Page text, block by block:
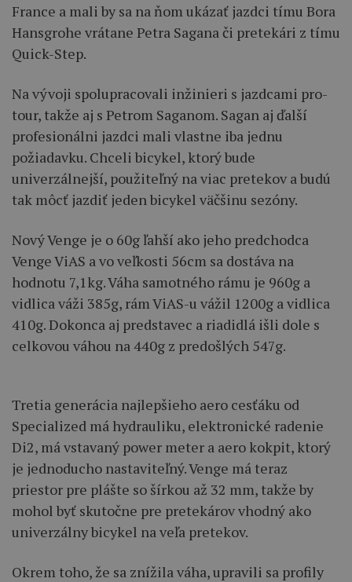
France a mali by sa na ňom ukázať jazdci tímu Bora
Hansgrohe vrátane Petra Sagana či pretekári z tímu
Quick-Step.
Na vývoji spolupracovali inžinieri s jazdcami pro-
tour, takže aj s Petrom Saganom. Sagan aj ďalší
profesionálni jazdci mali vlastne iba jednu
požiadavku. Chceli bicykel, ktorý bude
univerzálnejší, použiteľný na viac pretekov a budú
tak môcť jazdiť jeden bicykel väčšinu sezóny.
Nový Venge je o 60g ľahší ako jeho predchodca
Venge ViAS a vo veľkosti 56cm sa dostáva na
hodnotu 7,1kg. Váha samotného rámu je 960g a
vidlica váži 385g, rám ViAS-u vážil 1200g a vidlica
410g. Dokonca aj predstavec a riadidlá išli dole s
celkovou váhou na 440g z predošlých 547g.
Tretia generácia najlepšieho aero cesťáku od
Specialized má hydrauliku, elektronické radenie
Di2, má vstavaný power meter a aero kokpit, ktorý
je jednoducho nastaviteľný. Venge má teraz
priestor pre plášte so šírkou až 32 mm, takže by
mohol byť skutočne pre pretekárov vhodný ako
univerzálny bicykel na veľa pretekov.
Okrem toho, že sa znížila váha, upravili sa profily